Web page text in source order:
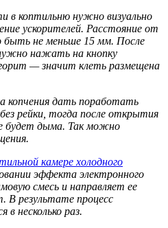
в коптильню нужно визуально
ускорителей. Расстояние от
быть не меньше 15 мм. После
нажать на кнопку
— значит клеть размещена
копчения дать поработать
рейки, тогда после открытия
будет дыма. Так можно
камере холодного
эффекта электронного
смесь и направляет ее
В результате процесс
несколько раз.